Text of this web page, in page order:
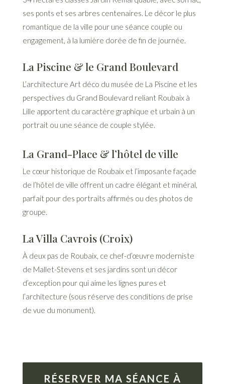
ses ponts et ses arbres centenaires. Le décor le plus
romantique de la ville pour une séance couple ou
engagement, à la lumière dorée de fin de journée.
La Piscine & le Grand Boulevard
L’architecture Art déco du musée de La Piscine et les
perspectives du Grand Boulevard reliant Roubaix à
Lille apportent du caractère graphique et urbain à un
portrait ou une séance de couple stylée.
La Grand-Place & l’hôtel de ville
Le cœur historique de Roubaix et l’imposante façade
de l’hôtel de ville offrent un cadre élégant et minéral,
parfait pour des portraits affirmés ou des photos de
groupe.
La Villa Cavrois (Croix)
À deux pas de Roubaix, ce chef-d’œuvre moderniste
de Mallet-Stevens et ses jardins sont un décor
d’exception pour qui aime les lignes pures et
l’architecture (sous réserve des conditions de prise
de vue du monument).
RÉSERVER MA SÉANCE À